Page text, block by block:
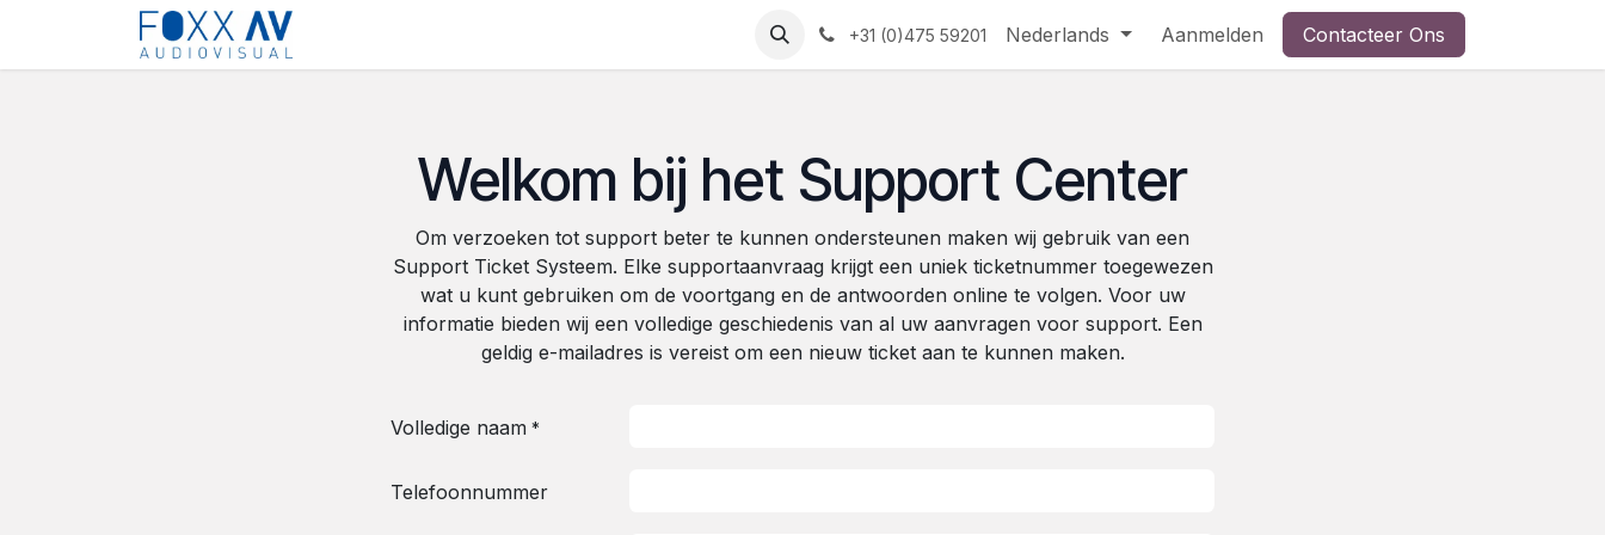
Overslaan naar inhoud
+31 (0)475 59201 Nederlands Aanmelden Contacteer Ons
Welkom bij het Support Center
Om verzoeken tot support beter te kunnen ondersteunen maken wij gebruik van een
Support Ticket Systeem. Elke supportaanvraag krijgt een uniek ticketnummer toegewezen
wat u kunt gebruiken om de voortgang en de antwoorden online te volgen. Voor uw
informatie bieden wij een volledige geschiedenis van al uw aanvragen voor support. Een
geldig e-mailadres is vereist om een nieuw ticket aan te kunnen maken.
Volledige naam *
Telefoonnummer